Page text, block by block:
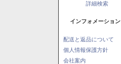
詳細検索
インフォメーション
配送と返品について
個人情報保護方針
会社案内